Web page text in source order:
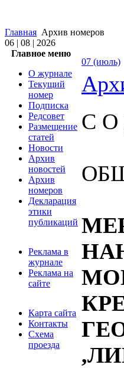
Главная Архив номеров
06 | 08 | 2026
Главное меню
О журнале
Текущий
номер
Подписка
Редсовет
Размещение
статей
Новости
Архив
новостей
Архив
номеров
Декларация
этики
публикаций
Реклама в
журнале
Реклама на
сайте
Карта сайта
Контакты
Схема
проезда
07 (июль)
С О